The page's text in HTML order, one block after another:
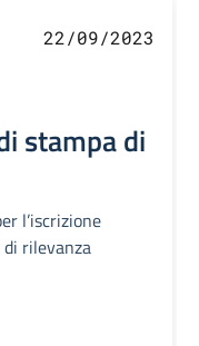
22/09/2023
stampa di
l’iscrizione
di rilevanza